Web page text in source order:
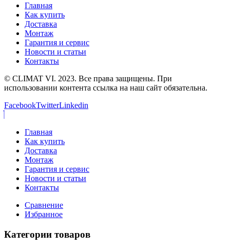
Главная
Как купить
Доставка
Монтаж
Гарантия и сервис
Новости и статьи
Контакты
© CLIMAT VI. 2023. Все права защищены. При
использовании контента ссылка на наш сайт обязательна.
FacebookTwitterLinkedin
Главная
Как купить
Доставка
Монтаж
Гарантия и сервис
Новости и статьи
Контакты
Сравнение
Избранное
Категории товаров